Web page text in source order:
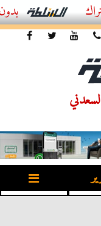
أفضل اشتراك IPTV بدون تقطيع 2026 – دليل المشاهد العصري